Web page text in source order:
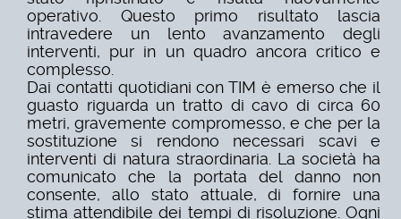
operativo. Questo primo risultato lascia
intravedere un lento avanzamento degli
interventi, pur in un quadro ancora critico e
complesso.
Dai contatti quotidiani con TIM è emerso che il
guasto riguarda un tratto di cavo di circa 60
metri, gravemente compromesso, e che per la
sostituzione si rendono necessari scavi e
interventi di natura straordinaria. La società ha
comunicato che la portata del danno non
consente, allo stato attuale, di fornire una
stima attendibile dei tempi di risoluzione. Ogni